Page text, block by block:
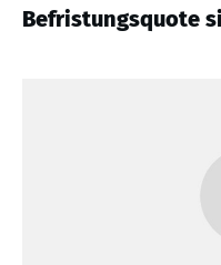
Befristungsquote